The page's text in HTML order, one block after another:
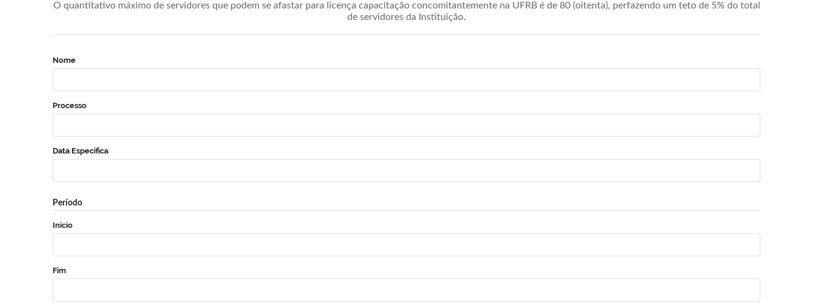
O quantitativo máximo de servidores que podem se afastar para licença capacitação concomitantemente na UFRB é de 80 (oitenta), perfazendo um teto de 5% do total
de servidores da Instituição.
Nome
Processo
Data Específica
Período
Início
Fim